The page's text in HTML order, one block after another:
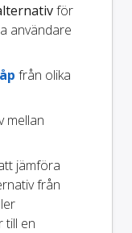
för
användare
från olika
mellan
jämföra
från
till en